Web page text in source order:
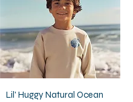
Lil' Huggy Natural Ocean